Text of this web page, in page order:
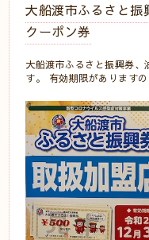
大船渡市ふるさと
クーポン券
大船渡市ふるさと振興券
す。 有効期限がありますの